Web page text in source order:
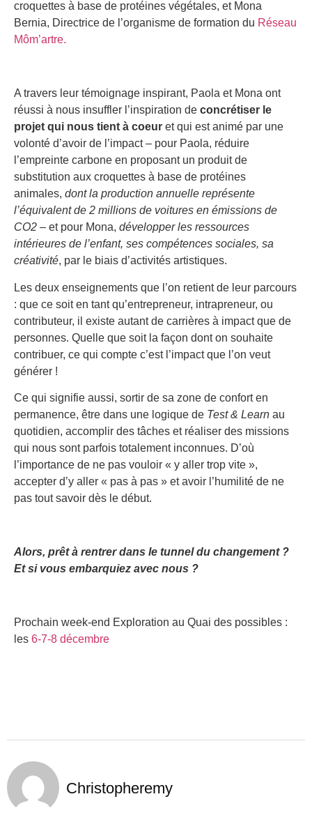
croquettes à base de protéines végétales, et Mona
Bernia, Directrice de l’organisme de formation du Réseau
Môm’artre.
A travers leur témoignage inspirant, Paola et Mona ont
réussi à nous insuffler l’inspiration de concrétiser le
projet qui nous tient à coeur et qui est animé par une
volonté d’avoir de l’impact – pour Paola, réduire
l’empreinte carbone en proposant un produit de
substitution aux croquettes à base de protéines
animales, dont la production annuelle représente
l’équivalent de 2 millions de voitures en émissions de
CO2 – et pour Mona, développer les ressources
intérieures de l’enfant, ses compétences sociales, sa
créativité, par le biais d’activités artistiques.
Les deux enseignements que l’on retient de leur parcours
: que ce soit en tant qu’entrepreneur, intrapreneur, ou
contributeur, il existe autant de carrières à impact que de
personnes. Quelle que soit la façon dont on souhaite
contribuer, ce qui compte c’est l’impact que l’on veut
générer !
Ce qui signifie aussi, sortir de sa zone de confort en
permanence, être dans une logique de Test & Learn au
quotidien, accomplir des tâches et réaliser des missions
qui nous sont parfois totalement inconnues. D’où
l’importance de ne pas vouloir « y aller trop vite »,
accepter d’y aller « pas à pas » et avoir l’humilité de ne
pas tout savoir dès le début.
Alors, prêt à rentrer dans le tunnel du changement ?
Et si vous embarquiez avec nous ?
Prochain week-end Exploration au Quai des possibles :
les 6-7-8 décembre
Christopheremy